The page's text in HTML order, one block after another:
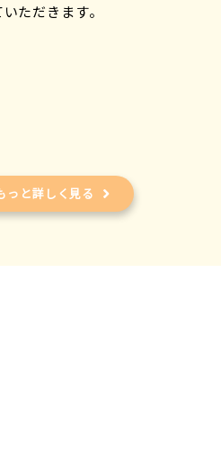
ただきます。
っと詳しく見る